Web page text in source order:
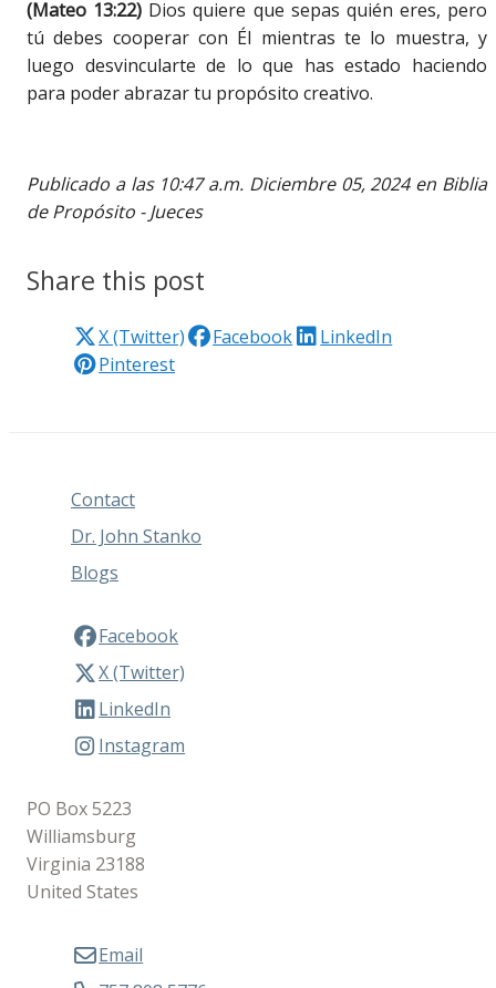
(Mateo 13:22) Dios quiere que sepas quién eres, pero
tú debes cooperar con Él mientras te lo muestra, y
luego desvincularte de lo que has estado haciendo
para poder abrazar tu propósito creativo.
Publicado a las 10:47 a.m. Diciembre 05, 2024 en Biblia
de Propósito - Jueces
Share this post
X (Twitter) Facebook
LinkedIn
Pinterest
Contact
Dr. John Stanko
Blogs
Facebook
X (Twitter)
LinkedIn
Instagram
PO Box 5223
Williamsburg
Virginia 23188
United States
Email